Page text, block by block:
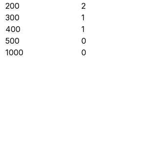
200
2
300
1
400
1
500
0
1000
0